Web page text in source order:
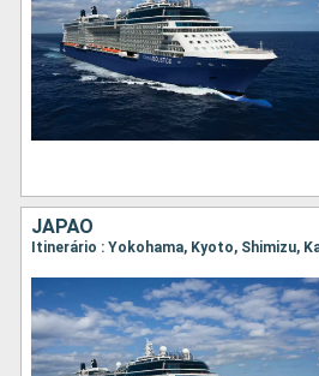
JAPÃO
Itinerário : Yokohama, Kyoto, Shimizu,